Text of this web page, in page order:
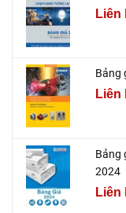
Liên
Bảng
Liên
Bảng
2024
Liên